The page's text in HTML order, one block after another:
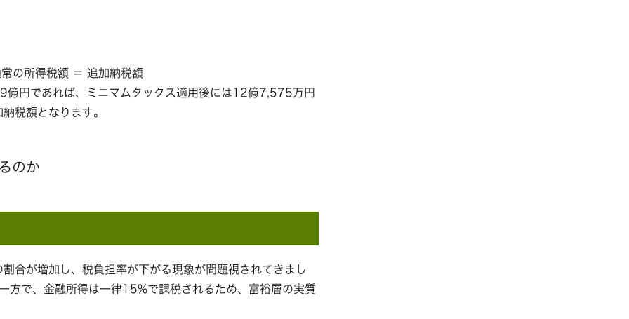
の所得税額 ＝ 追加納税額
億円であれば、ミニマムタックス適用後には12億7,575万円
税額となります。
のか
合が増加し、税負担率が下がる現象が問題視されてきまし
方で、金融所得は一律15%で課税されるため、富裕層の実質